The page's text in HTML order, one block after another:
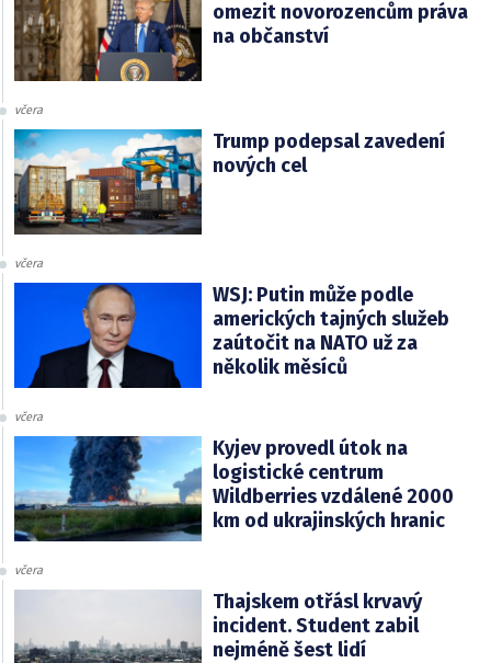
omezit novorozencům práva
na občanství
včera
Trump podepsal zavedení
nových cel
včera
WSJ: Putin může podle
amerických tajných služeb
zaútočit na NATO už za
několik měsíců
včera
Kyjev provedl útok na
logistické centrum
Wildberries vzdálené 2000
km od ukrajinských hranic
včera
Thajskem otřásl krvavý
incident. Student zabil
nejméně šest lidí